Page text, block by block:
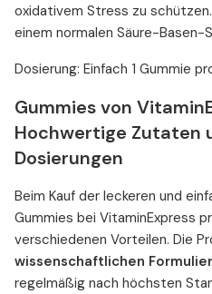
oxidativem Stress zu
einem normalen Säure-Basen-
Dosierung: Einfach 1 Gummie
Gummies von
Hochwertige Zutaten
Dosierungen
Beim Kauf der leckeren und
Gummies bei VitaminExpress
verschiedenen Vorteilen. Die
wissenschaftlichen
regelmäßig nach höchsten